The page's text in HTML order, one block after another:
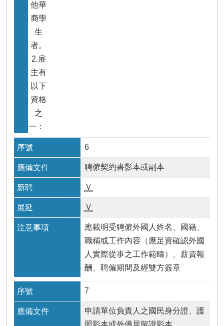
他華
裔學
生
者。
2.雇
主有
以下
資格
之
一：
6
聘僱契約書影本或副本
Ｖ
Ｖ
應載明受聘僱外國人姓名、國籍、
職稱或工作內容（應足資確認外國
人實際從事之工作範疇）、薪資報
酬、聘僱期間及經雙方簽章
7
申請單位負責人之國民身分證、護
照影本或外僑居留證影本